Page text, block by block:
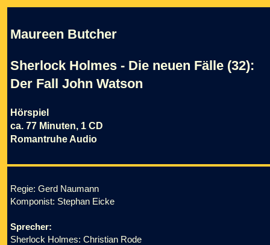
Maureen Butcher
Sherlock Holmes - Die neuen Fälle (32):
Der Fall John Watson
Hörspiel
ca. 77 Minuten, 1 CD
Romantruhe Audio
Regie: Gerd Naumann
Komponist: Stephan Eicke
Sprecher:
Sherlock Holmes: Christian Rode